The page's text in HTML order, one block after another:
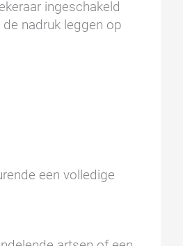
ingeschakeld
nadruk leggen op
een volledige